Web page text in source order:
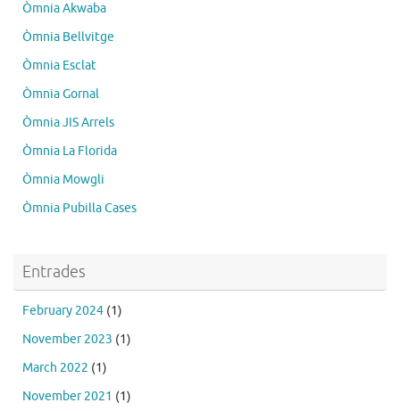
Òmnia Akwaba
Òmnia Bellvitge
Òmnia Esclat
Òmnia Gornal
Òmnia JIS Arrels
Òmnia La Florida
Òmnia Mowgli
Òmnia Pubilla Cases
Entrades
February 2024 (1)
November 2023 (1)
March 2022 (1)
November 2021 (1)